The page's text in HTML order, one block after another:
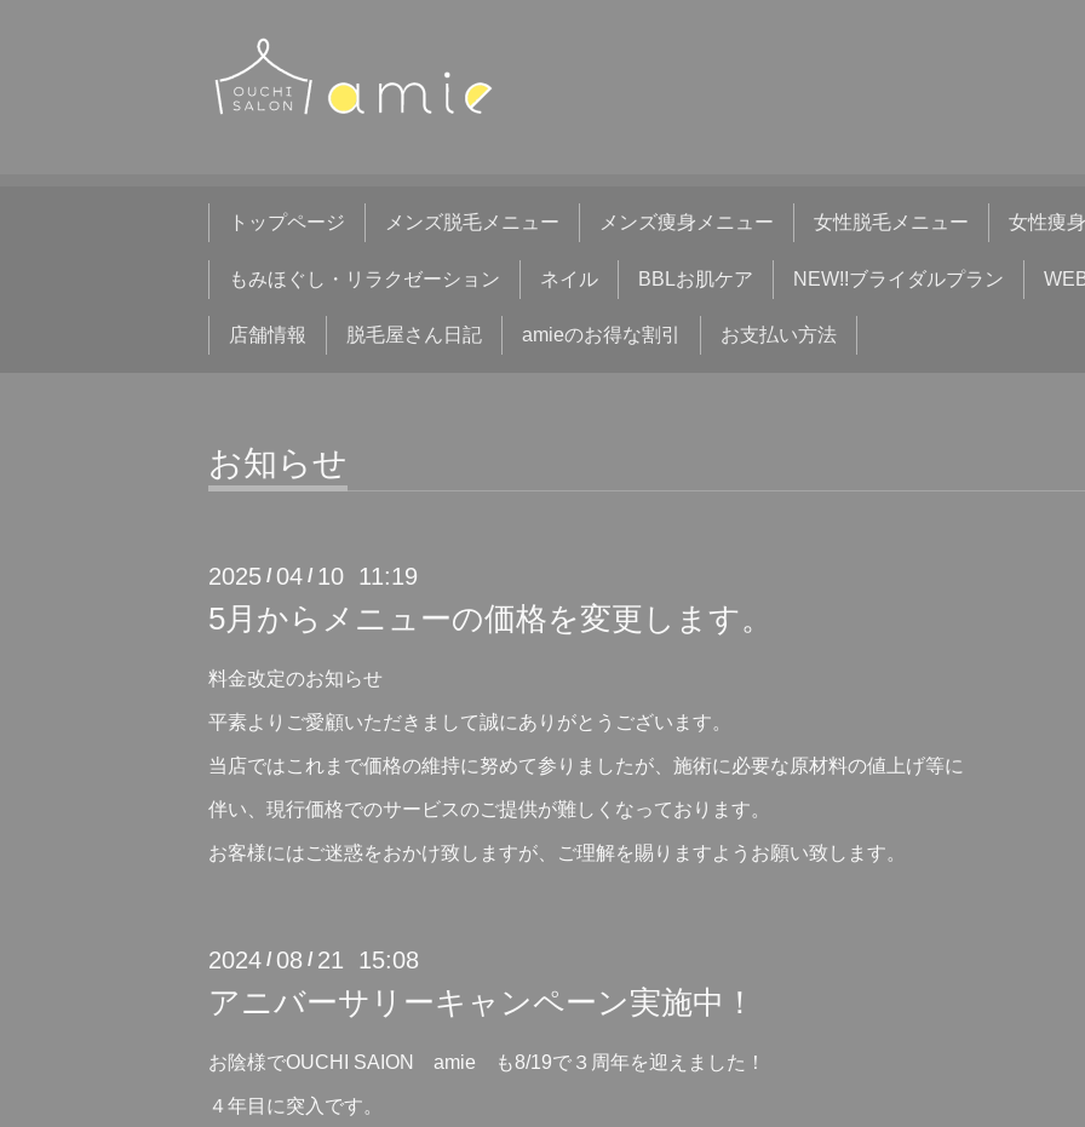
トップページ メンズ脱毛メニュー メンズ痩身メニュー 女性脱毛メニュー 女性痩
もみほぐし・リラクゼーション ネイル BBLお肌ケア NEW!!ブライダルプラン
店舗情報 脱毛屋さん日記 amieのお得な割引 お支払い方法
お知らせ
2025 / 04 / 10 11:19
5月からメニューの価格を変更します。
料金改定のお知らせ
平素よりご愛顧いただきまして誠にありがとうございます。
当店ではこれまで価格の維持に努めて参りましたが、施術に必要な原材料の値上げ等に
伴い、現行価格でのサービスのご提供が難しくなっております。
お客様にはご迷惑をおかけ致しますが、ご理解を賜りますようお願い致します。
2024 / 08 / 21 15:08
アニバーサリーキャンペーン実施中！
お陰様でOUCHI SAION amie も8/19で３周年を迎えました！
４年目に突入です。